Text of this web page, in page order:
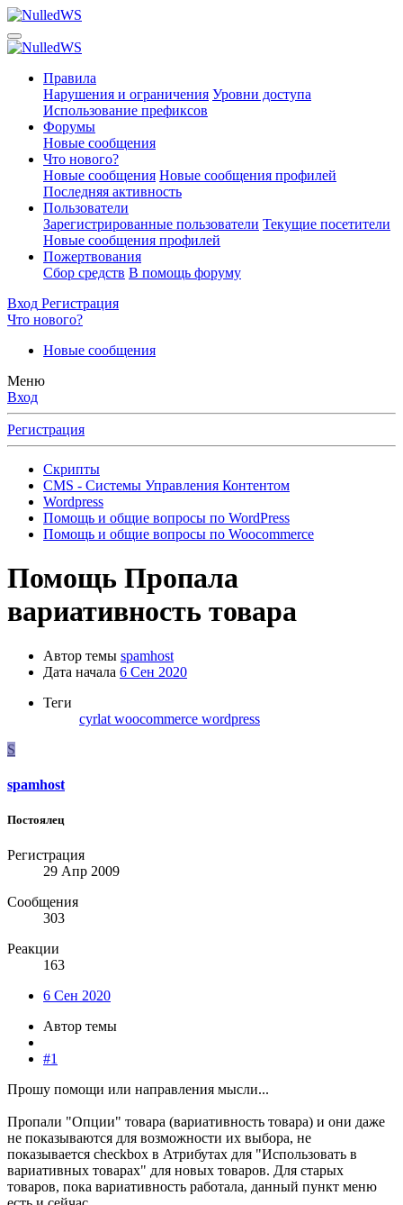
Правила
Нарушения и ограничения Уровни доступа
Использование префиксов
Форумы
Новые сообщения
Что нового?
Новые сообщения Новые сообщения профилей
Последняя активность
Пользователи
Зарегистрированные пользователи Текущие посетители
Новые сообщения профилей
Пожертвования
Сбор средств В помощь форуму
Вход Регистрация
Что нового?
Новые сообщения
Меню
Вход
Регистрация
Скрипты
CMS - Системы Управления Контентом
Wordpress
Помощь и общие вопросы по WordPress
Помощь и общие вопросы по Woocommerce
Помощь Пропала
вариативность товара
Автор темы spamhost
Дата начала 6 Сен 2020
Теги
cyrlat woocommerce wordpress
S
spamhost
Постоялец
Регистрация
29 Апр 2009
Сообщения
303
Реакции
163
6 Сен 2020
Автор темы
#1
Прошу помощи или направления мысли...
Пропали "Опции" товара (вариативность товара) и они даже
не показываются для возможности их выбора, не
показывается checkbox в Атрибутах для "Использовать в
вариативных товарах" для новых товаров. Для старых
товаров, пока вариативность работала, данный пункт меню